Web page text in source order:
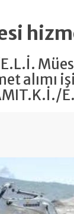
alımı